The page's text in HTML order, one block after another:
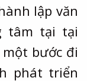
lập văn
tâm tại tại
bước đi
phát triển